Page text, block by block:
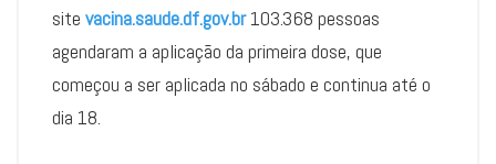
site vacina.saude.df.gov.br103.368 pessoas
agendaram a aplicação da primeira dose, que
começou a ser aplicada no sábado e continua até o
dia 18.